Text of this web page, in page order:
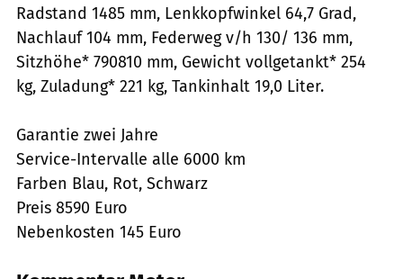
Radstand 1485 mm, Lenkkopfwinkel 64,7 Grad,
Nachlauf 104 mm, Federweg v/h 130/ 136 mm,
Sitzhöhe* 790810 mm, Gewicht vollgetankt* 254
kg, Zuladung* 221 kg, Tankinhalt 19,0 Liter.
Garantie zwei Jahre
Service-Intervalle alle 6000 km
Farben Blau, Rot, Schwarz
Preis 8590 Euro
Nebenkosten 145 Euro